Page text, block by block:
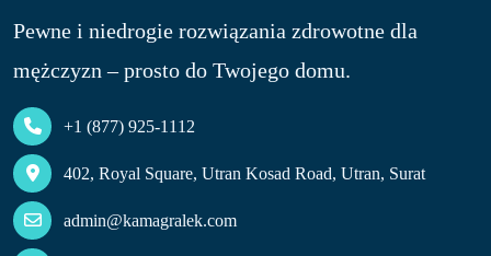
Pewne i niedrogie rozwiązania zdrowotne dla
mężczyzn – prosto do Twojego domu.
+1 (877) 925-1112
402, Royal Square, Utran Kosad Road, Utran, Surat
admin@kamagralek.com